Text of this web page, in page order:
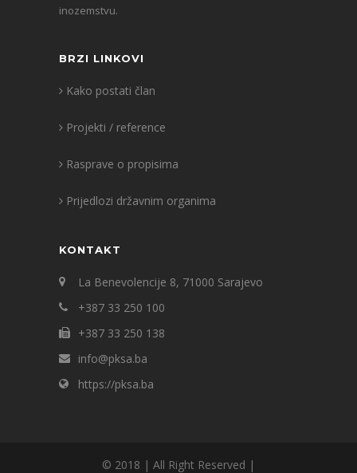
inozemstvu.
BRZI LINKOVI
Kako postati član
Projekti / reference
Rasprave o propisima
Prijedlozi državnim organima
KONTAKT
La Benevolencije 8, 71000 Sarajevo
+387 33 250 100
+387 33 250 138
info@pksa.ba
https://pksa.ba
© 2018 | All Right Reserved |